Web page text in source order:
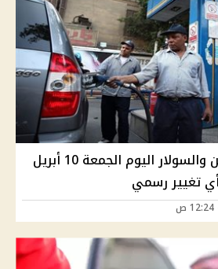
استقرار أسعار البنزين والسولار اليوم الجمعة 10 أبريل